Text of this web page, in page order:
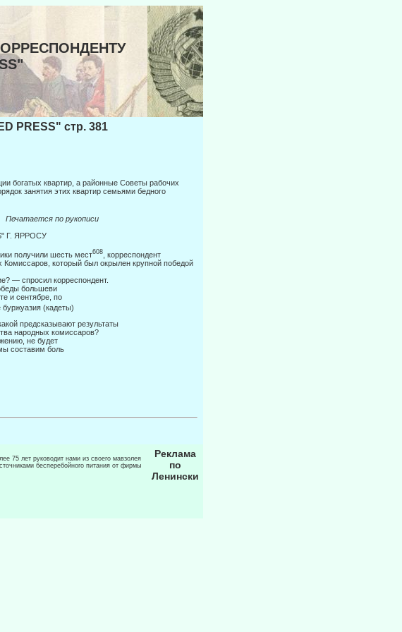
PRESS" стр. 381
богатых квартир, а районные Советы рабочих
занятия этих квартир семьями бедного
по рукописи
Г. ЯРРОСУ
получили шесть мест608 , кор­респондент
который был окрылен крупной победой
— спросил корреспондент.
большеви­
и сентябре, по­
буржуазия (кадеты)
предсказывают результаты
народных комиссаров?
не будет
составим боль­
75 лет руководит нами из своего мавзолея
бесперебойного питания от фирмы
Реклама
по
Ленински